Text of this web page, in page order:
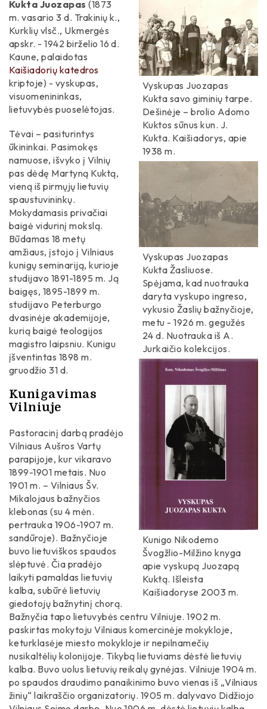
Žiežmarių apylinkės seniūnija
Paparčių seniūnija
Žiežmarių seniūnija
Nemaitonių seniūnija
Literatai
Miškininkai
Politikai
Karininkai / Kariai
Dvarininkai / Didikai
Architektai
Mokslininkai
Daraktoriai
Inžinieriai
Šventikai
Verslininkai
Liaudies menininkai
Žurnalistai
Sportininkai
Tautosakininkai
Muziejininkai
Muzikai
Skulptoriai
Teisininkai
Tremtiniai / Politiniai kaliniai
Aktoriai
Heraldika
Įstaigos / Įmonės
Spauda
Įvykiai
Kalendorinės šventės
Kaišiadorių etnografinis žodynėlis
Alkakalniai
Mitologiniai akmenys
Dvarai / Dvarvietės
Mitologinės vietos
Technikos paminklai
Taikomosios dailės paminklai
Laidojimo vietos
Piliakalniai
Senovės gyvenvietės
Kultūriniai draustiniai
Upės ir upeliai
Tvenkiniai
Saugomos teritorijos
Regioniniai parkai
Vyskupas Juozapas
Kukta savo giminių tarpe.
Dešinėje – brolio Adomo
Kuktos sūnus kun. J.
Kukta. Kaišiadorys, apie
1938 m.
Vyskupas Juozapas
Kukta Žasliuose.
Spėjama, kad nuotrauka
daryta vyskupo ingreso,
vykusio Žaslių bažnyčioje,
metu - 1926 m. gegužės
24 d. Nuotrauka iš A.
Jurkaičio kolekcijos.
Kunigo Nikodemo
Švogžlio-Milžino knyga
apie vyskupą Juozapą
Kuktą. Išleista
Kaišiadoryse 2003 m.
Kukta Juozapas (1873
m. vasario 3 d. Trakinių k.,
Kurklių vlsč., Ukmergės
apskr. - 1942 birželio 16 d.
Kaune, palaidotas
Kaišiadorių katedros
kriptoje) - vyskupas,
visuomenininkas,
lietuvybės puoselėtojas.
Tėvai – pasiturintys
ūkininkai. Pasimokęs
namuose, išvyko į Vilnių
pas dėdę Martyną Kuktą,
vieną iš pirmųjų lietuvių
spaustuvininkų.
Mokydamasis privačiai
baigė vidurinį mokslą.
Būdamas 18 metų
amžiaus, įstojo į Vilniaus
kunigų seminariją, kurioje
studijavo 1891-1895 m. Ją
baigęs, 1895-1899 m.
studijavo Peterburgo
dvasinėje akademijoje,
kurią baigė teologijos
magistro laipsniu. Kunigu
įšventintas 1898 m.
gruodžio 31 d.
Kunigavimas
Vilniuje
Pastoracinį darbą pradėjo
Vilniaus Aušros Vartų
parapijoje, kur vikaravo
1899-1901 metais. Nuo
1901 m. – Vilniaus Šv.
Mikalojaus bažnyčios
klebonas (su 4 mėn.
pertrauka 1906-1907 m.
sandūroje). Bažnyčioje
buvo lietuviškos spaudos
slėptuvė. Čia pradėjo
laikyti pamaldas lietuvių
kalba, subūrė lietuvių
giedotojų bažnytinį chorą.
Bažnyčia tapo lietuvybės centru Vilniuje. 1902 m.
paskirtas mokytoju Vilniaus komercinėje mokykloje,
keturklasėje miesto mokykloje ir nepilnamečių
nusikaltėlių kolonijoje. Tikybą lietuviams dėstė lietuvių
kalba. Buvo uolus lietuvių reikalų gynėjas. Vilniuje 1904 m.
po spaudos draudimo panaikinimo buvo vienas iš „Vilniaus
žinių“ laikraščio organizatorių. 1905 m. dalyvavo Didžiojo